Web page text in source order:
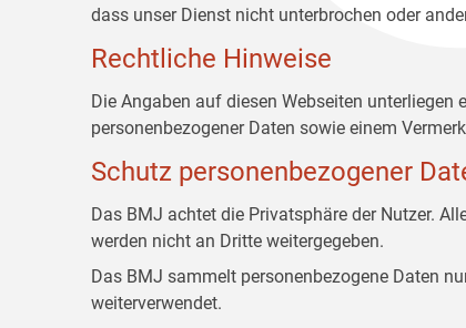
dass unser Dienst nicht unterbrochen oder
Rechtliche Hinweise
Die Angaben auf diesen Webseiten
personenbezogener Daten sowie einem
Schutz personenbezogener
Das BMJ achtet die Privatsphäre der Nutzer.
werden nicht an Dritte weitergegeben.
Das BMJ sammelt personenbezogene Daten
weiterverwendet.